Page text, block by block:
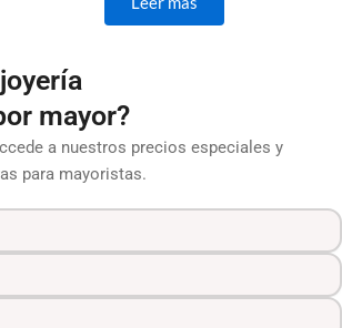
mayor?
a nuestros precios especiales y
para mayoristas.